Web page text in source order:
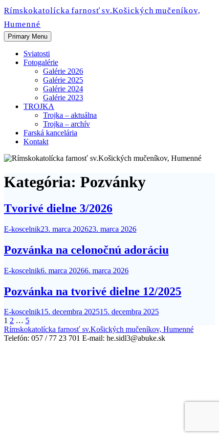
Skip
to
content
Rímskokatolícka farnosť sv.Košických mučeníkov,
Humenné
Primary Menu
Sviatosti
Fotogalérie
Galérie 2026
Galérie 2025
Galérie 2024
Galérie 2023
TROJKA
Trojka – aktuálna
Trojka – archív
Farská kancelária
Kontakt
Kategória: Pozvánky
Tvorivé dielne 3/2026
E-koscelnik23. marca 202623. marca 2026
Pozvánka na celonočnú adoráciu
E-koscelnik6. marca 20266. marca 2026
Pozvánka na tvorivé dielne 12/2025
E-koscelnik15. decembra 202515. decembra 2025
Stránkovanie
príspevkov
1 2 … 5
Rímskokatolícka farnosť sv.Košických mučeníkov, Humenné
Telefón: 057 / 77 23 701 E-mail: he.sidl3@abuke.sk